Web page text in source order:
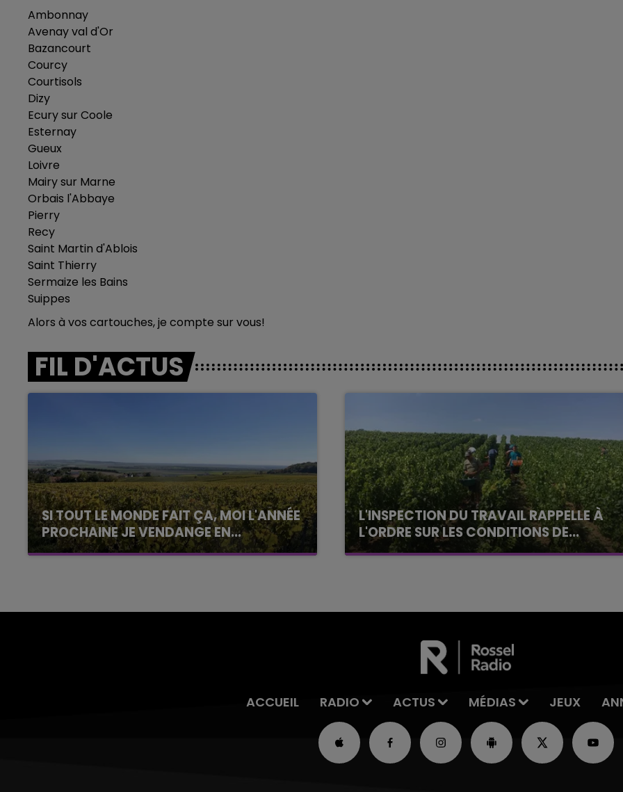
Ambonnay
Avenay val d'Or
Bazancourt
Courcy
Courtisols
Dizy
Ecury sur Coole
Esternay
Gueux
Loivre
Mairy sur Marne
Orbais l'Abbaye
Pierry
Recy
Saint Martin d'Ablois
Saint Thierry
Sermaize les Bains
Suippes
Alors à vos cartouches, je compte sur vous!
FIL D'ACTUS
SI TOUT LE MONDE FAIT ÇA, MOI L'ANNÉE
PROCHAINE JE VENDANGE EN...
La vendange en Champagne a débuté ce jeudi
L'INSPECTION DU TRAVAIL RAPPELLE À
L'ORDRE SUR LES CONDITIONS DE...
Alors que les dates de début des vendange
ACCUEIL RADIO ACTUS MÉDIAS JEUX